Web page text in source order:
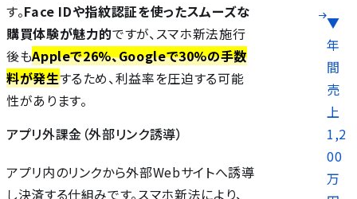
▼
年
間
売
上
1,2
00
万
す。Face IDや指紋認証を使ったスムーズな
購買体験が魅力的ですが、スマホ新法施行
後もAppleで26%、Googleで30%の手数
料が発生するため、利益率を圧迫する可能
性があります。
アプリ外課金（外部リンク誘導）
アプリ内のリンクから外部Webサイトへ誘導
し決済する仕組みです。スマホ新法により、